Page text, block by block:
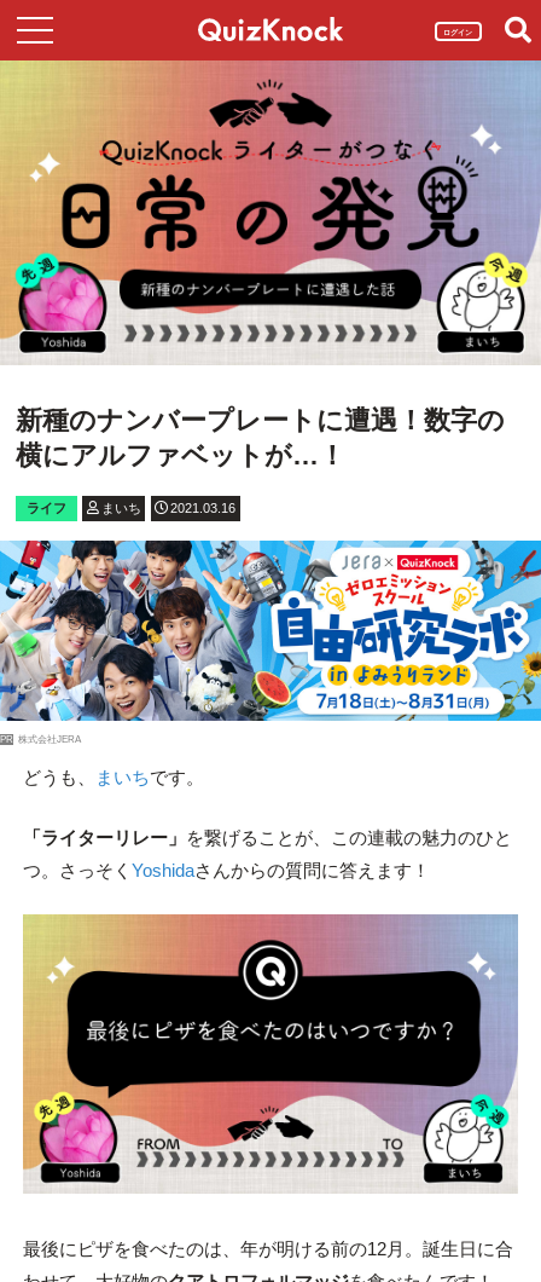
ログイン
新種のナンバープレートに遭遇！数字の
横にアルファベットが…！
ライフ まいち 2021.03.16
PR 株式会社JERA
どうも、 まいちです。
「ライターリレー」 を繋げることが、この連載の魅力のひと
つ。さっそく Yoshidaさんからの質問に答えます！
最後にピザを食べたのは、年が明ける前の12月。誕生日に合